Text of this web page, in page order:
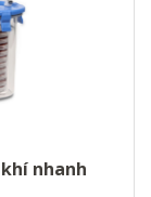
nhanh